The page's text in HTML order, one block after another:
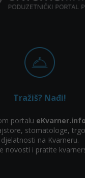
Tražiš? Nađi!
portalu eKvarner.info
stomatologe,
djelatnosti na Kvarneru.
novosti i pratite